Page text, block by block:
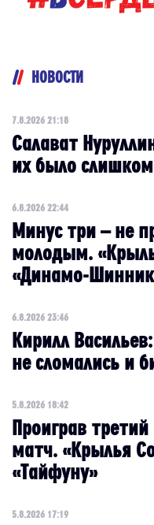
НОВОСТИ
7.8.2026 21:18
Салават
их было
6.8.2026 22:44
Минус три – не
молодым.
«Динамо-
6.8.2026 23:46
Кирилл
не сломались и
5.8.2026 18:42
Проиграв
матч. «Крылья
«Тайфуну»
5.8.2026 17:19